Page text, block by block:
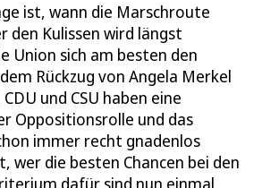
ist, wann die Marschroute
den Kulissen wird längst
Union sich am besten den
Rückzug von Angela Merkel
und CSU haben eine
Oppositionsrolle und das
immer recht gnadenlos
wer die besten Chancen bei den